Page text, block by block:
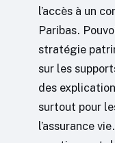
l’accès à un
Paribas.
stratégie
sur les
des
surtout pour
l’assurance